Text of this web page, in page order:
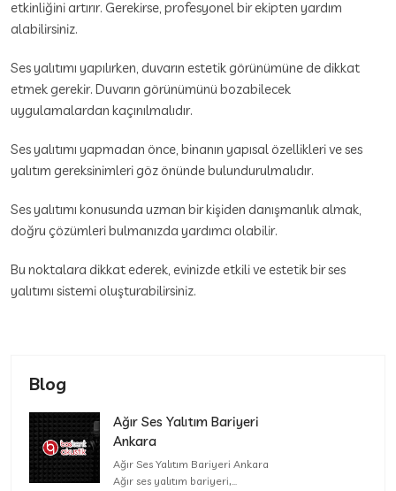
etkinliğini artırır. Gerekirse, profesyonel bir ekipten yardım
alabilirsiniz.
Ses yalıtımı yapılırken, duvarın estetik görünümüne de dikkat
etmek gerekir. Duvarın görünümünü bozabilecek
uygulamalardan kaçınılmalıdır.
Ses yalıtımı yapmadan önce, binanın yapısal özellikleri ve ses
yalıtım gereksinimleri göz önünde bulundurulmalıdır.
Ses yalıtımı konusunda uzman bir kişiden danışmanlık almak,
doğru çözümleri bulmanızda yardımcı olabilir.
Bu noktalara dikkat ederek, evinizde etkili ve estetik bir ses
yalıtımı sistemi oluşturabilirsiniz.
Blog
Ağır Ses Yalıtım Bariyeri
Ankara
Ağır Ses Yalıtım Bariyeri Ankara
Ağır ses yalıtım bariyeri,...